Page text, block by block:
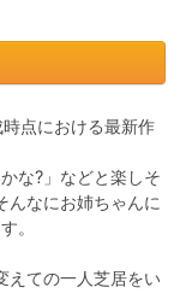
点における最新作
な?」などと楽しそ
んなにお姉ちゃんに
。
えての一人芝居をい